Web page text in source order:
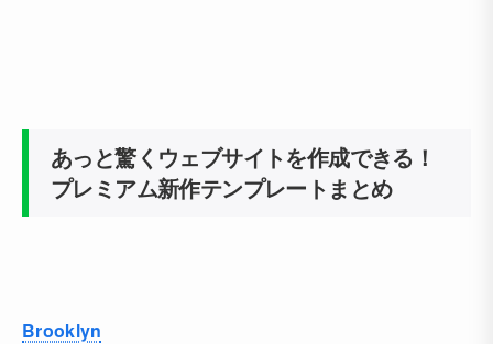
あっと驚くウェブサイトを作成できる！
プレミアム新作テンプレートまとめ
Brooklyn